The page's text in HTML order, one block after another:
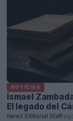
NOTICIAS
Ismael
El legado del
Newz Editorial Staff